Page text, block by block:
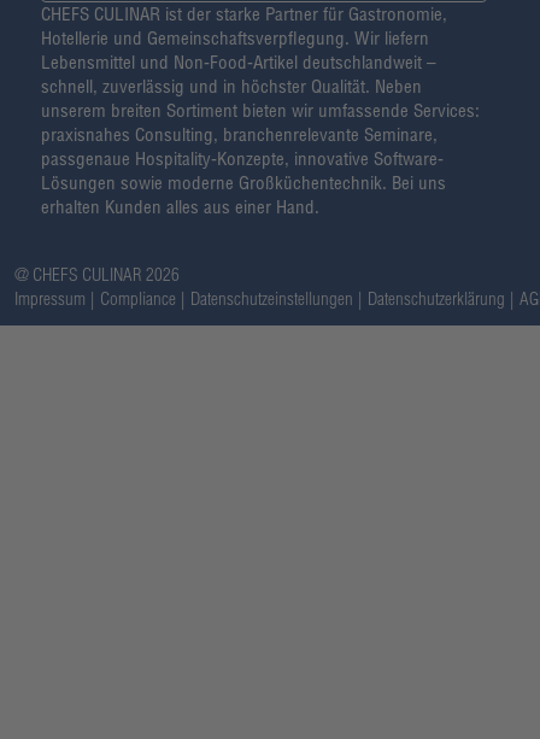
CHEFS CULINAR ist der starke Partner für Gastronomie,
Hotellerie und Gemeinschaftsverpflegung. Wir liefern
Lebensmittel und Non-Food-Artikel deutschlandweit –
schnell, zuverlässig und in höchster Qualität. Neben
unserem breiten Sortiment bieten wir umfassende Services:
praxisnahes Consulting, branchenrelevante Seminare,
passgenaue Hospitality-Konzepte, innovative Software-
Lösungen sowie moderne Großküchentechnik. Bei uns
erhalten Kunden alles aus einer Hand.
@ CHEFS CULINAR 2026
Impressum
Compliance Datenschutzeinstellungen Datenschutzerklärung